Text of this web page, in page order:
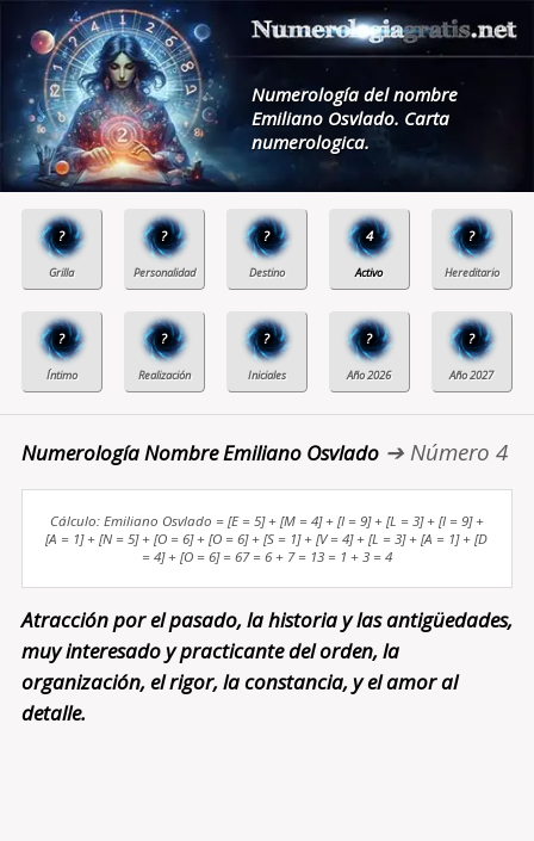
Numerología del nombre
Emiliano Osvlado. Carta
numerologica.
? ? ? 4 ?
? ? ? ? ?
Numerología Nombre Emiliano Osvlado➔ Número 4
Cálculo: Emiliano Osvlado = [E = 5] + [M = 4] + [I = 9] + [L = 3] + [I = 9] +
[A = 1] + [N = 5] + [O = 6] + [O = 6] + [S = 1] + [V = 4] + [L = 3] + [A = 1] + [D
= 4] + [O = 6] = 67 = 6 + 7 = 13 = 1 + 3 = 4
Atracción por el pasado, la historia y las antigüedades,
muy interesado y practicante del orden, la
organización, el rigor, la constancia, y el amor al
detalle.